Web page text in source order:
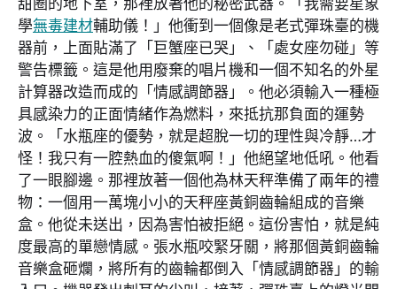
學無毒建材輔助儀！」他衝到一個像是老式彈珠臺的機
器前，上面貼滿了「巨蟹座已哭」、「處女座勿碰」等
警告標籤。這是他用廢棄的唱片機和一個不知名的外星
計算器改造而成的「情感調節器」。他必須輸入一種極
具感染力的正面情緒作為燃料，來抵抗那負面的運勢
波。「水瓶座的優勢，就是超脫一切的理性與冷靜…才
怪！我只有一腔熱血的傻氣啊！」他絕望地低吼。他看
了一眼腳邊。那裡放著一個他為林天秤準備了兩年的禮
物：一個用一萬塊小小的天秤座黃銅齒輪組成的音樂
盒。他從未送出，因為害怕被拒絕。這份害怕，就是純
度最高的單戀情感。張水瓶咬緊牙關，將那個黃銅齒輪
音樂盒砸爛，將所有的齒輪都倒入「情感調節器」的輸